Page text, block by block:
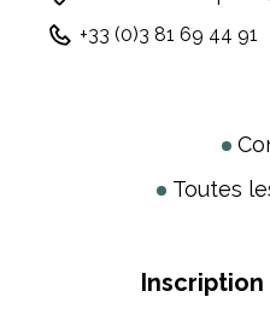
+33 (0)3 81 69 44 91
Toutes